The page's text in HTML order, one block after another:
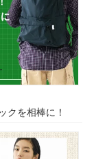
クを相棒に！